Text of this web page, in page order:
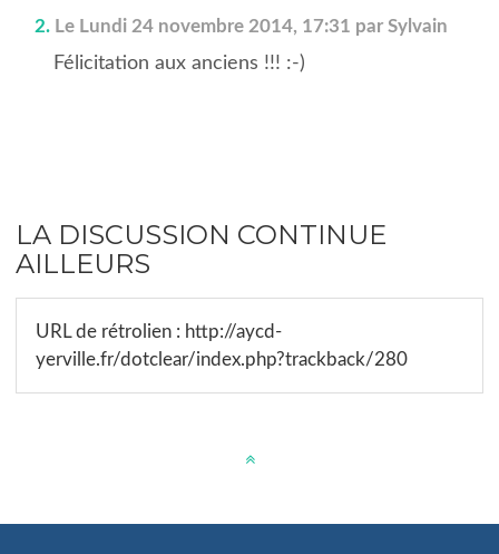
2.Le Lundi 24 novembre 2014, 17:31 par Sylvain
Félicitation aux anciens !!! :-)
LA DISCUSSION CONTINUE
AILLEURS
URL de rétrolien : http://aycd-
yerville.fr/dotclear/index.php?trackback/280